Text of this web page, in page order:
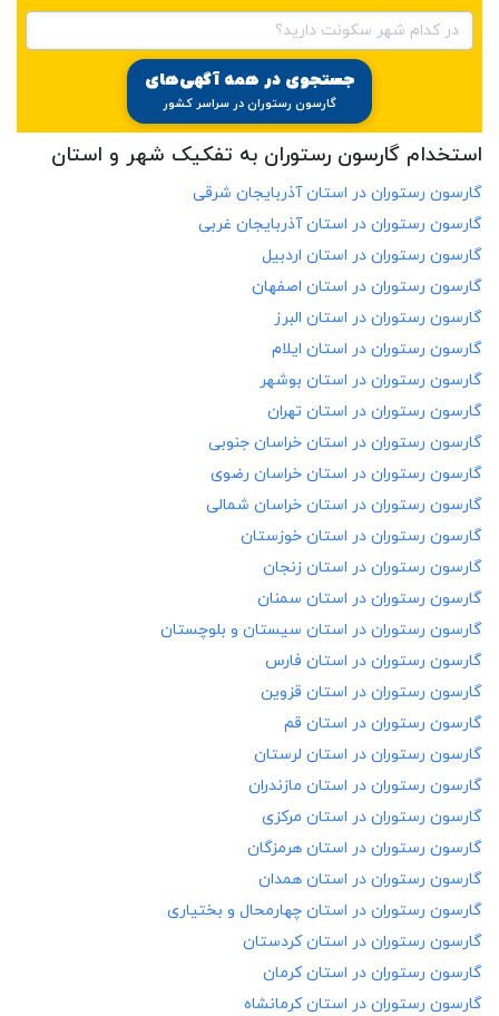
در کدام شهر سکونت دارید؟
جستجوی در همه آگهی‌های
گارسون رستوران در سراسر کشور
استخدام گارسون رستوران به تفکیک شهر و استان
گارسون رستوران در استان آذربایجان شرقی
گارسون رستوران در استان آذربایجان غربی
گارسون رستوران در استان اردبیل
گارسون رستوران در استان اصفهان
گارسون رستوران در استان البرز
گارسون رستوران در استان ایلام
گارسون رستوران در استان بوشهر
گارسون رستوران در استان تهران
گارسون رستوران در استان خراسان جنوبی
گارسون رستوران در استان خراسان رضوی
گارسون رستوران در استان خراسان شمالی
گارسون رستوران در استان خوزستان
گارسون رستوران در استان زنجان
گارسون رستوران در استان سمنان
گارسون رستوران در استان سیستان و بلوچستان
گارسون رستوران در استان فارس
گارسون رستوران در استان قزوین
گارسون رستوران در استان قم
گارسون رستوران در استان لرستان
گارسون رستوران در استان مازندران
گارسون رستوران در استان مرکزی
گارسون رستوران در استان هرمزگان
گارسون رستوران در استان همدان
گارسون رستوران در استان چهارمحال و بختیاری
گارسون رستوران در استان کردستان
گارسون رستوران در استان کرمان
گارسون رستوران در استان کرمانشاه